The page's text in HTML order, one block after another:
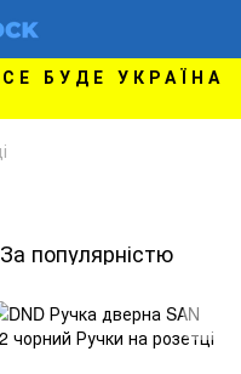
Е Б У Д Е У К Р А Ї Н А
За популярністю